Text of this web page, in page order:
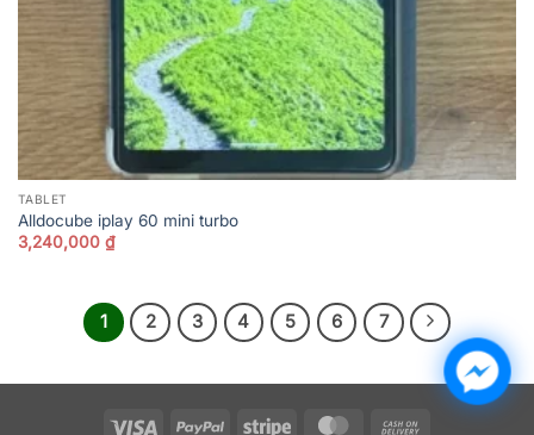
TABLET
Alldocube iplay 60 mini turbo
3,240,000 ₫
1 2 3 4 5 6 7
Visa PayPal Stripe MasterCard